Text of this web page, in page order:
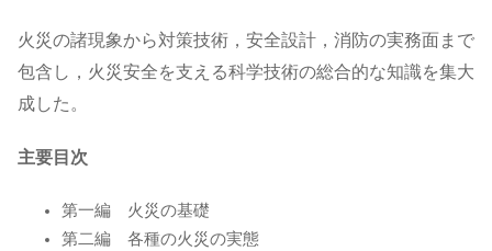
火災の諸現象から対策技術，安全設計，消防の実務面まで
包含し，火災安全を支える科学技術の総合的な知識を集大
成した。
主要目次
第一編 火災の基礎
第二編 各種の火災の実態